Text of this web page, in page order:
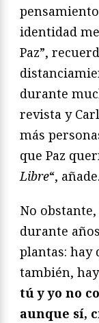
identidad
Paz”,
durante
revista y
más
que Paz
Libre“, añade.
No
durante
plantas: hay
también,
tú y yo no
aunque sí,